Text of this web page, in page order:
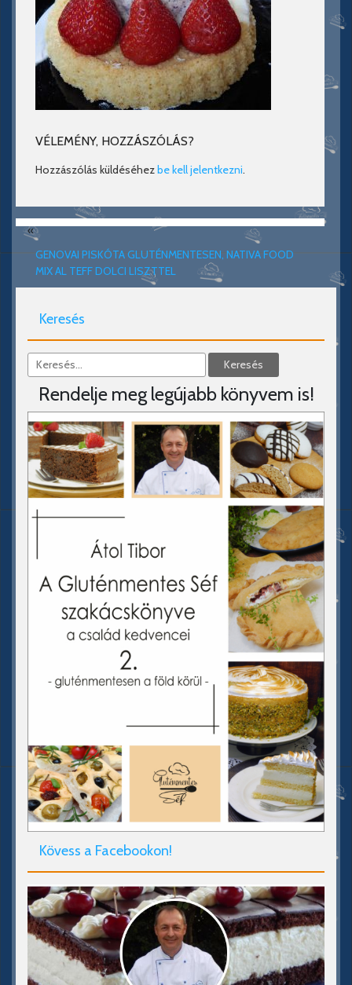
VÉLEMÉNY, HOZZÁSZÓLÁS?
Hozzászólás küldéséhezbe kell jelentkezni.
«
GENOVAI PISKÓTA GLUTÉNMENTESEN, NATIVA FOOD
MIX AL TEFF DOLCI LISZTTEL
Keresés
Rendelje meg legújabb könyvem is!
Kövess a Facebookon!